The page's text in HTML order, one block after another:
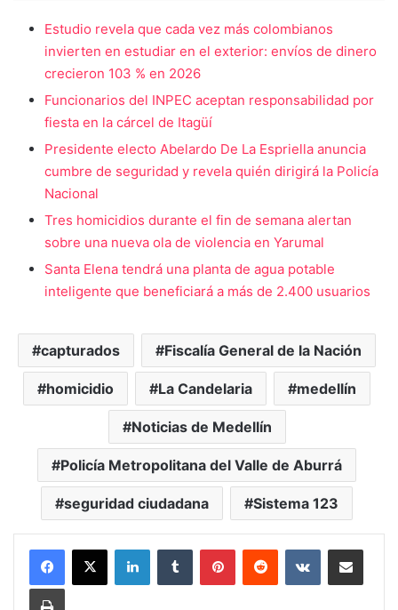
Estudio revela que cada vez más colombianos
invierten en estudiar en el exterior: envíos de dinero
crecieron 103 % en 2026
Funcionarios del INPEC aceptan responsabilidad por
fiesta en la cárcel de Itagüí
Presidente electo Abelardo De La Espriella anuncia
cumbre de seguridad y revela quién dirigirá la Policía
Nacional
Tres homicidios durante el fin de semana alertan
sobre una nueva ola de violencia en Yarumal
Santa Elena tendrá una planta de agua potable
inteligente que beneficiará a más de 2.400 usuarios
capturados Fiscalía General de la Nación
homicidio La Candelaria medellín
Noticias de Medellín
Policía Metropolitana del Valle de Aburrá
seguridad ciudadana Sistema 123
LinkedInTumblr PinterestReddit VKontakteCompartir vía Mail
Print